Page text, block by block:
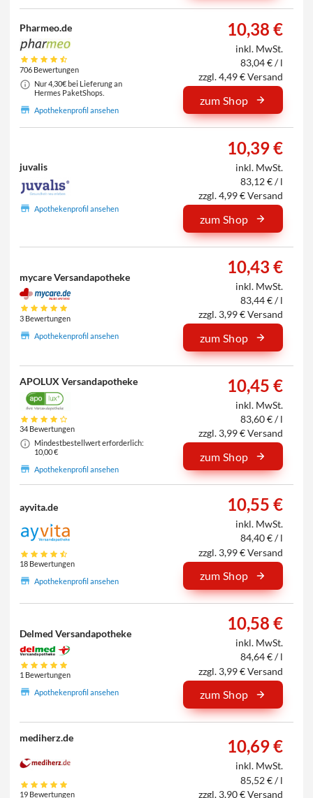
Pharmeo.de
706 Bewertungen
Nur 4,30€ bei Lieferung an
Hermes PaketShops.
Apothekenprofil ansehen
10,38 €
inkl. MwSt.
83,04 € / l
zzgl. 4,49 € Versand
zum Shop
juvalis
Apothekenprofil ansehen
10,39 €
inkl. MwSt.
83,12 € / l
zzgl. 4,99 € Versand
zum Shop
mycare Versandapotheke
3 Bewertungen
Apothekenprofil ansehen
10,43 €
inkl. MwSt.
83,44 € / l
zzgl. 3,99 € Versand
zum Shop
APOLUX Versandapotheke
34 Bewertungen
Mindestbestellwert erforderlich:
10,00 €
Apothekenprofil ansehen
10,45 €
inkl. MwSt.
83,60 € / l
zzgl. 3,99 € Versand
zum Shop
ayvita.de
18 Bewertungen
Apothekenprofil ansehen
10,55 €
inkl. MwSt.
84,40 € / l
zzgl. 3,99 € Versand
zum Shop
Delmed Versandapotheke
1 Bewertungen
Apothekenprofil ansehen
10,58 €
inkl. MwSt.
84,64 € / l
zzgl. 3,99 € Versand
zum Shop
mediherz.de
19 Bewertungen
10,69 €
inkl. MwSt.
85,52 € / l
zzgl. 3,90 € Versand